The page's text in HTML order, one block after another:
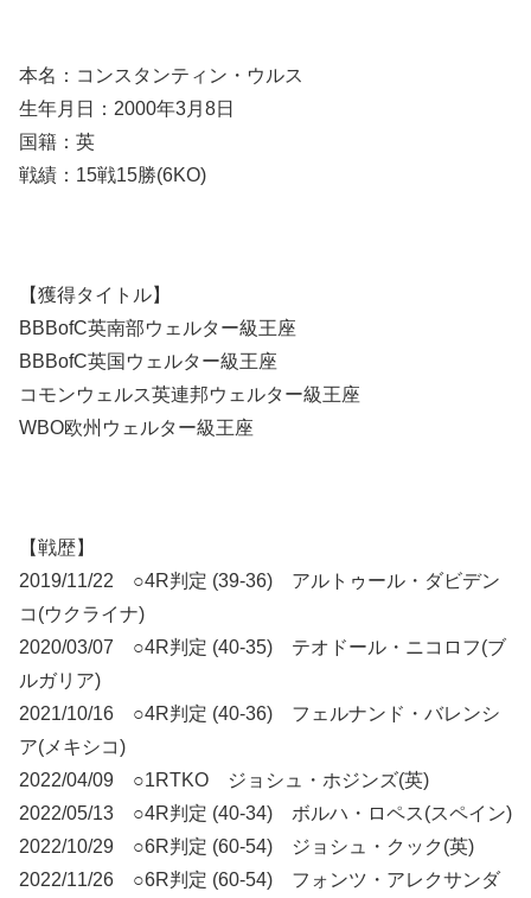
本名：コンスタンティン・ウルス
生年月日：2000年3月8日
国籍：英
戦績：15戦15勝(6KO)
【獲得タイトル】
BBBofC英南部ウェルター級王座
BBBofC英国ウェルター級王座
コモンウェルス英連邦ウェルター級王座
WBO欧州ウェルター級王座
【戦歴】
2019/11/22 ○4R判定 (39-36) アルトゥール・ダビデン
コ(ウクライナ)
2020/03/07 ○4R判定 (40-35) テオドール・ニコロフ(ブ
ルガリア)
2021/10/16 ○4R判定 (40-36) フェルナンド・バレンシ
ア(メキシコ)
2022/04/09 ○1RTKO ジョシュ・ホジンズ(英)
2022/05/13 ○4R判定 (40-34) ボルハ・ロペス(スペイン)
2022/10/29 ○6R判定 (60-54) ジョシュ・クック(英)
2022/11/26 ○6R判定 (60-54) フォンツ・アレクサンダ